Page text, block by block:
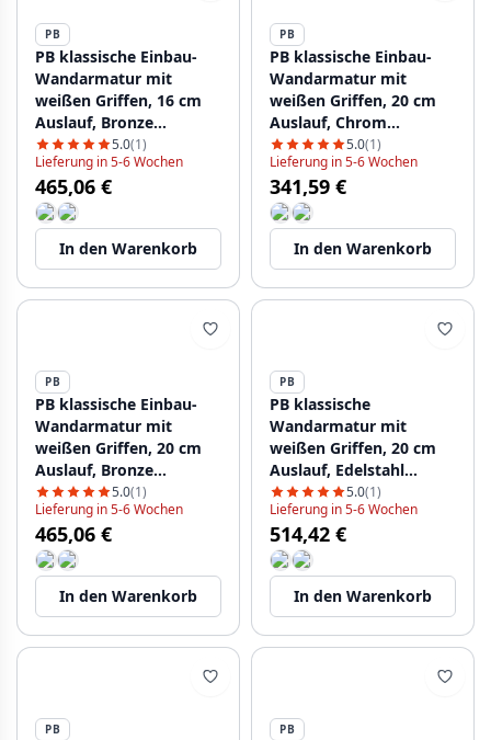
PB
PB klassische Einbau-
Wandarmatur mit
weißen Griffen, 16 cm
Auslauf, Bronze
12088543325.0(1)
Lieferung in 5-6 Wochen
465,06 €
In den Warenkorb
PB
PB klassische Einbau-
Wandarmatur mit
weißen Griffen, 20 cm
Auslauf, Chrom
12088543525.0(1)
Lieferung in 5-6 Wochen
341,59 €
In den Warenkorb
PB
PB klassische Einbau-
Wandarmatur mit
weißen Griffen, 20 cm
Auslauf, Bronze
12088543625.0(1)
Lieferung in 5-6 Wochen
465,06 €
In den Warenkorb
PB
PB klassische
Wandarmatur mit
weißen Griffen, 20 cm
Auslauf, Edelstahl
12088543725.0(1)
Lieferung in 5-6 Wochen
514,42 €
In den Warenkorb
PB PB